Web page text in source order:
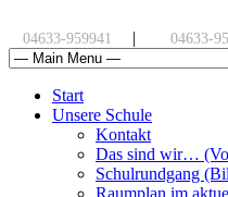
04633-959941 | 04633-
Start
Unsere Schule
Kontakt
Das sind wir…
Schulrundgang
Raumplan im